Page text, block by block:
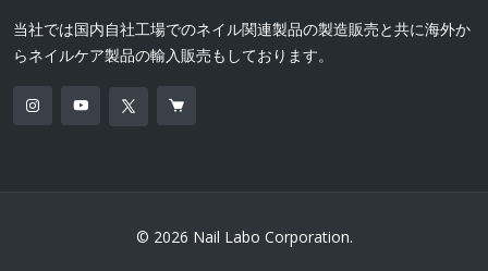
当社では国内自社工場でのネイル関連製品の製造販売と共に海外か
らネイルケア製品の輸入販売もしております。
© 2026 Nail Labo Corporation.